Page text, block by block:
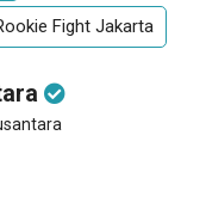
Fight Jakarta